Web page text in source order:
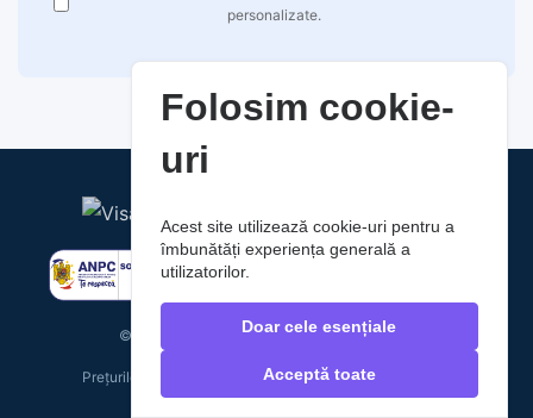
personalizate.
© 2026 RaoAuto. Toate drepturile rezervate.
Prețurile includ TVA. Costurile de livrare nu sunt incluse.
Folosim cookie-
uri
Acest site utilizează cookie-uri pentru a
îmbunătăți experiența generală a
utilizatorilor.
Doar cele esențiale
Acceptă toate